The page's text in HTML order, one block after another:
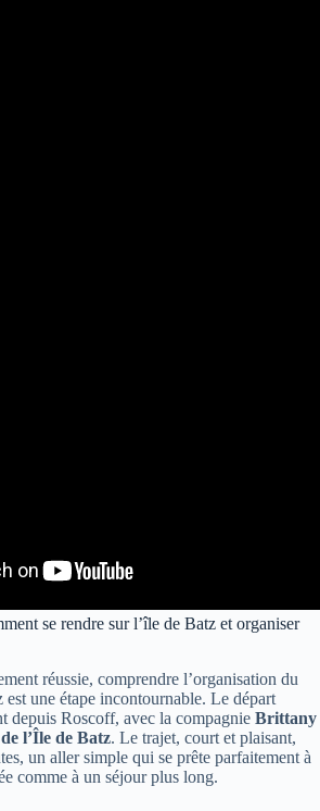
se rendre sur l’île de Batz et organiser
réussie, comprendre l’organisation du
est une étape incontournable. Le départ
depuis Roscoff, avec la compagnie Brittany
l’Île de Batz. Le trajet, court et plaisant,
un aller simple qui se prête parfaitement à
comme à un séjour plus long.